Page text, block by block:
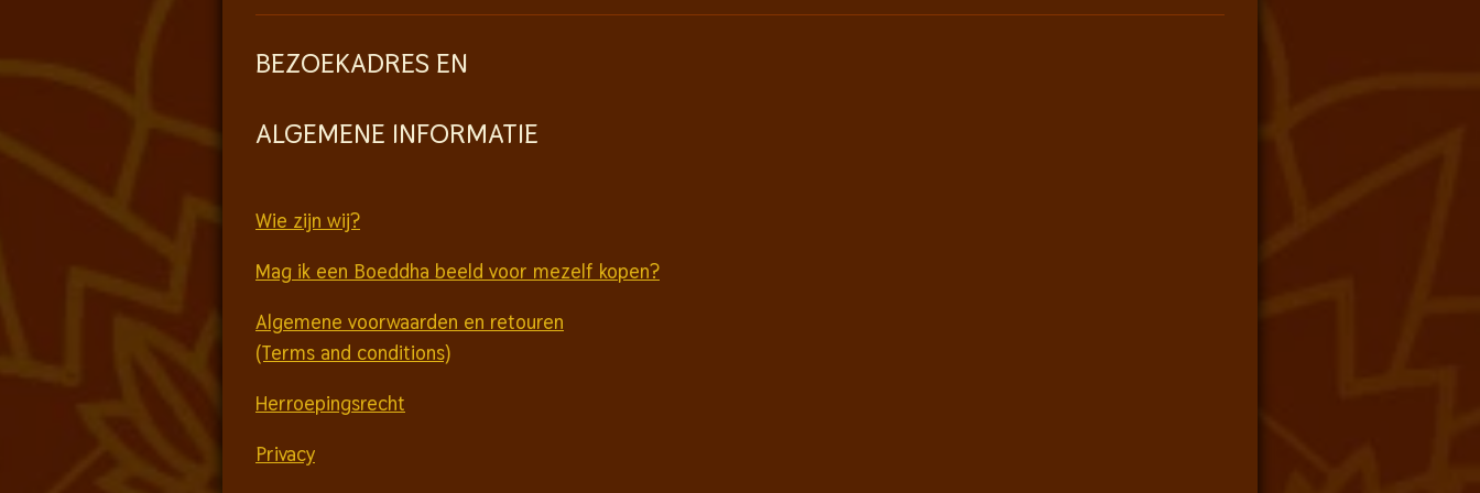
BEZOEKADRES EN
ALGEMENE INFORMATIE
Wie zijn wij?
Mag ik een Boeddha beeld voor mezelf kopen?
Algemene voorwaarden en retouren
(Terms and conditions)
Herroepingsrecht
Privacy